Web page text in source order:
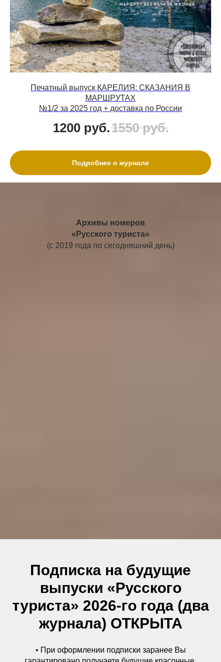
Печатный выпуск КАРЕЛИЯ: СКАЗАНИЯ В
МАРШРУТАХ
№1/2 за 2025 год + доставка по России
1200 руб.1550 руб.
Подробнее о журнале
Архивы номеров
«Русского туриста»
(с 2019 года по сегодняшний день)
Подписка на будущие
выпуски «Русского
туриста» 2026-го года (два
журнала) ОТКРЫТА
• При оформлении подписки заранее Вы